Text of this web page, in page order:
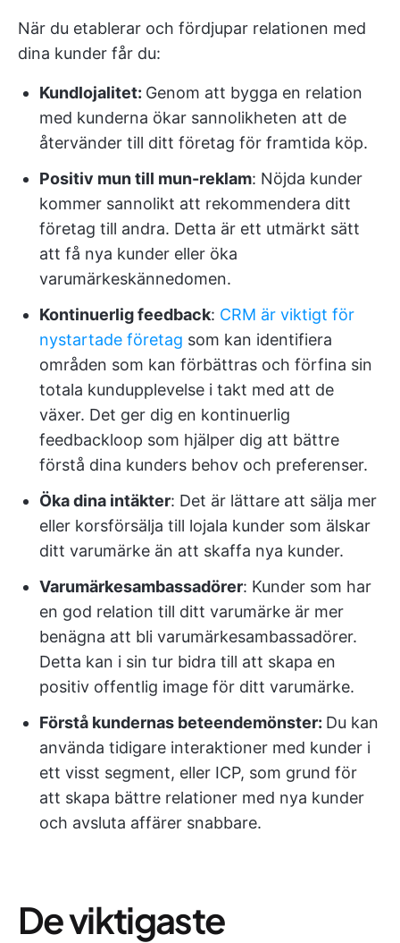
När du etablerar och fördjupar relationen med
dina kunder får du:
Kundlojalitet: Genom att bygga en relation
med kunderna ökar sannolikheten att de
återvänder till ditt företag för framtida köp.
Positiv mun till mun-reklam: Nöjda kunder
kommer sannolikt att rekommendera ditt
företag till andra. Detta är ett utmärkt sätt
att få nya kunder eller öka
varumärkeskännedomen.
Kontinuerlig feedback: CRM är viktigt för
nystartade företag som kan identifiera
områden som kan förbättras och förfina sin
totala kundupplevelse i takt med att de
växer. Det ger dig en kontinuerlig
feedbackloop som hjälper dig att bättre
förstå dina kunders behov och preferenser.
Öka dina intäkter: Det är lättare att sälja mer
eller korsförsälja till lojala kunder som älskar
ditt varumärke än att skaffa nya kunder.
Varumärkesambassadörer: Kunder som har
en god relation till ditt varumärke är mer
benägna att bli varumärkesambassadörer.
Detta kan i sin tur bidra till att skapa en
positiv offentlig image för ditt varumärke.
Förstå kundernas beteendemönster: Du kan
använda tidigare interaktioner med kunder i
ett visst segment, eller ICP, som grund för
att skapa bättre relationer med nya kunder
och avsluta affärer snabbare.
De viktigaste